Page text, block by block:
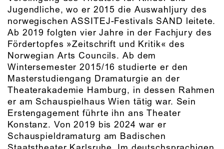
Jugendliche, wo er 2015 die Auswahljury des
norwegischen ASSITEJ-Festivals SAND leitete.
Ab 2019 folgten vier Jahre in der Fachjury des
Fördertopfes »Zeitschrift und Kritik« des
Norwegian Arts Councils. Ab dem
Wintersemester 2015/16 studierte er den
Masterstudiengang Dramaturgie an der
Theaterakademie Hamburg, in dessen Rahmen
er am Schauspielhaus Wien tätig war. Sein
Erstengagement führte ihn ans Theater
Konstanz. Von 2019 bis 2024 war er
Schauspieldramaturg am Badischen